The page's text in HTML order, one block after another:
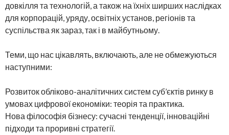
довкілля та технологій, а також на їхніх ширших наслідках
для корпорацій, уряду, освітніх установ, регіонів та
суспільства як зараз, так і в майбутньому.
Теми, що нас цікавлять, включають, але не обмежуються
наступними:
Розвиток обліково-аналітичних систем суб’єктів ринку в
умовах цифрової економіки: теорія та практика.
Нова філософія бізнесу: сучасні тенденції, інноваційні
підходи та проривні стратегії.